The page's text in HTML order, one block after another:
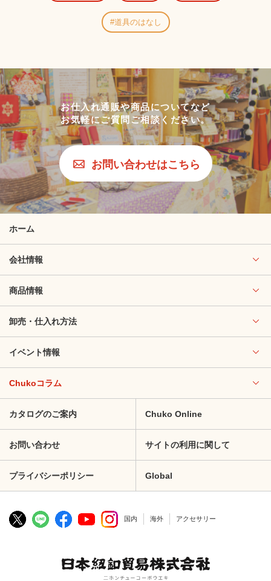
道具のはなし
お仕入れ通販や商品についてなど
お気軽にご質問ご相談ください。
お問い合わせはこちら
ホーム
会社情報
商品情報
卸売・仕入れ方法
イベント情報
Chukoコラム
カタログのご案内 Chuko Online
お問い合わせ サイトの利用に関して
プライバシーポリシー Global
国内 海外 アクセサリー